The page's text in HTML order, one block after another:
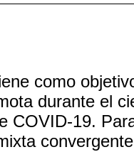
como
durante el
COVID-19.